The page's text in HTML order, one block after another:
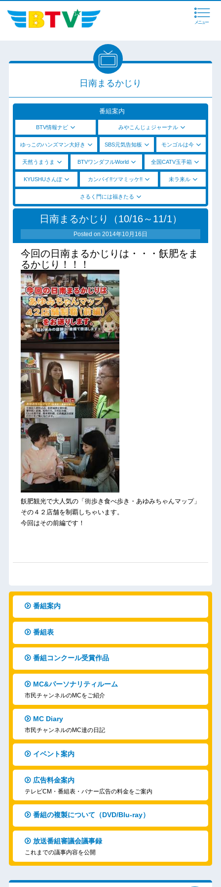
メニュー
日南まるかじり
番組案内
BTV情報ナビ みやこんじょジャーナル
ゆっこのハンズマン大好き SBS元気告知板 モンゴルは今
天然うまうま BTVワンダフルWorld 全国CATV玉手箱
KYUSHUさんぽ カンパイ!!ツマミッケ!! 未ラ来ル
さるく門には福きたる
日南まるかじり（10/16～11/1）
Posted on 2014年10月16日
今回の日南まるかじりは・・・飫肥をま
るかじり！！！
飫肥観光で大人気の「街歩き食べ歩き・あゆみちゃんマップ」
その４２店舗を制覇しちゃいます。
今回はその前編です！
番組案内
番組表
番組コンクール受賞作品
MC&パーソナリティルーム
市民チャンネルのMCをご紹介
MC Diary
市民チャンネルのMC達の日記
イベント案内
広告料金案内
テレビCM・番組表・バナー広告の料金をご案内
番組の複製について（DVD/Blu-ray）
放送番組審議会議事録
これまでの議事内容を公開